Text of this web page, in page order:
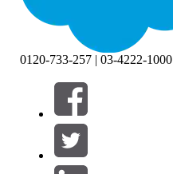
絞り込み条件 (0)
絞り込み条件を選択
製品エリア
0120-733-257 | 03-4222-1000